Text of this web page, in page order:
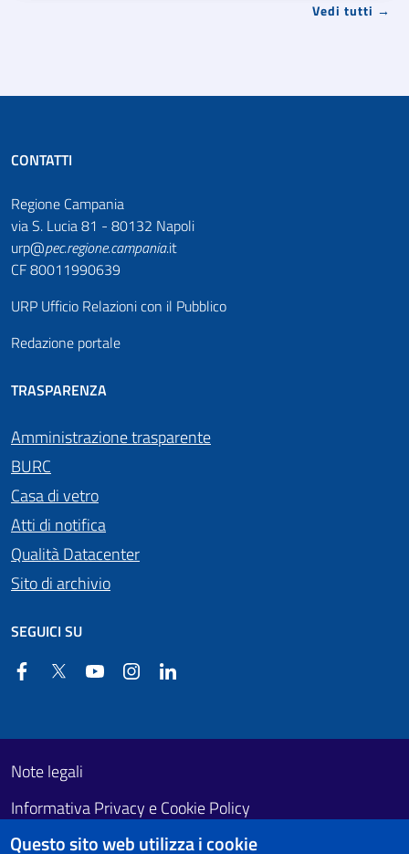
Vedi tutti →
CONTATTI
Regione Campania
via S. Lucia 81 - 80132 Napoli
urp@pec.regione.campania.it
CF 80011990639
URP Ufficio Relazioni con il Pubblico
Redazione portale
TRASPARENZA
Amministrazione trasparente
BURC
Casa di vetro
Atti di notifica
Qualità Datacenter
Sito di archivio
SEGUICI SU
FacebookTwitter YouTube Instagram
Footer First
Useful links section
Note legali
Informativa Privacy e Cookie Policy
Obiettivi di accessibilità
Questo sito web utilizza i cookie